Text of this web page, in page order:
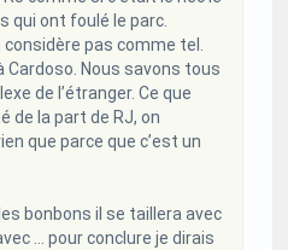
qui ont foulé le parc.
pas comme tel.
Cardoso. Nous savons tous
de l’étranger. Ce que
de la part de RJ, on
que parce que c’est un
bonbons il se taillera avec
… pour conclure je dirais